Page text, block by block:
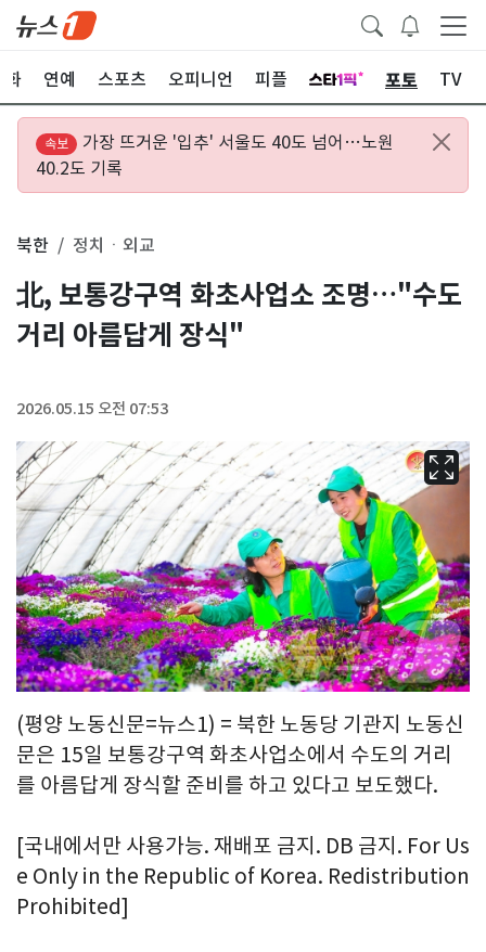
화 연예 스포츠 오피니언 피플 포토 TV
속보
가장 뜨거운 '입추' 서울도 40도 넘어…노원
40.2도 기록
북한 정치ㆍ외교
北, 보통강구역 화초사업소 조명…"수도
거리 아름답게 장식"
2026.05.15 오전 07:53
(평양 노동신문=뉴스1) = 북한 노동당 기관지 노동신
문은 15일 보통강구역 화초사업소에서 수도의 거리
를 아름답게 장식할 준비를 하고 있다고 보도했다.
[국내에서만 사용가능. 재배포 금지. DB 금지. For Us
e Only in the Republic of Korea. Redistribution
Prohibited]